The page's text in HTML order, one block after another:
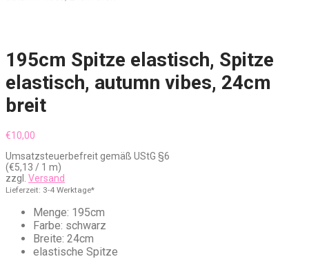
195cm Spitze elastisch, Spitze
elastisch, autumn vibes, 24cm
breit
€10,00
Umsatzsteuerbefreit gemäß UStG §6
(€5,13 / 1 m)
zzgl. Versand
Lieferzeit: 3-4 Werktage*
Menge: 195cm
Farbe: schwarz
Breite: 24cm
elastische Spitze